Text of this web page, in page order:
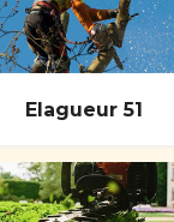
Elagueur 51